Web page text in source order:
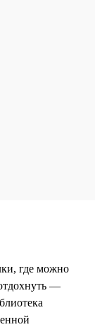
где можно
—